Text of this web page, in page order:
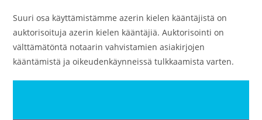
Suuri osa käyttämistämme azerin kielen kääntäjistä on
auktorisoituja azerin kielen kääntäjiä. Auktorisointi on
välttämätöntä notaarin vahvistamien asiakirjojen
kääntämistä ja oikeudenkäynneissä tulkkaamista varten.